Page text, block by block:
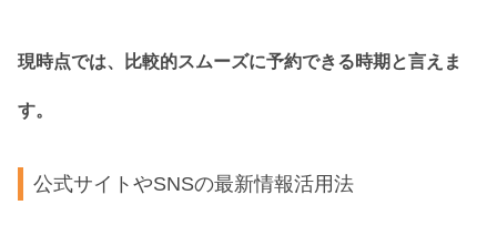
現時点では、比較的スムーズに予約できる時期と言えま
す。
公式サイトやSNSの最新情報活用法